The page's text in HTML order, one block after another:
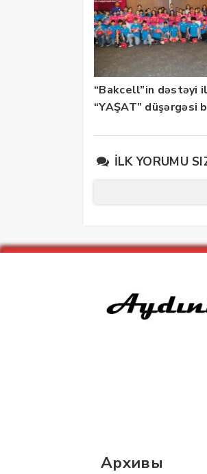
“Bakcell”in dəstəyi
“YAŞAT” düşərgəsi
İLK YORUMU
Архивы